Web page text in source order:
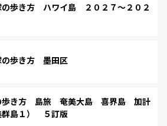
歩き方 ハワイ島 ２０２７～２０２
歩き方 墨田区
歩き方 島旅 奄美大島 喜界島 加計
群島１） ５訂版